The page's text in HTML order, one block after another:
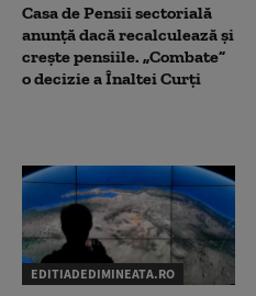
Casa de Pensii sectorială
anunță dacă recalculează și
crește pensiile. „Combate”
o decizie a Înaltei Curți
EDITIADEDIMINEATA.RO